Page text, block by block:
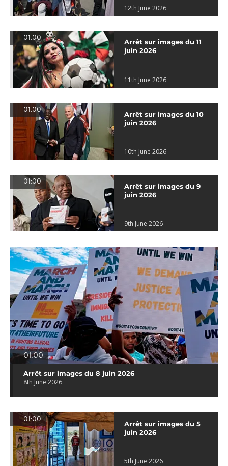
12th June 2026
01:00
Arrêt sur images du 11
juin 2026
11th June 2026
01:00
Arrêt sur images du 10
juin 2026
10th June 2026
01:00
Arrêt sur images du 9
juin 2026
9th June 2026
01:00
Arrêt sur images du 8 juin 2026
8th June 2026
01:00
Arrêt sur images du 5
juin 2026
5th June 2026